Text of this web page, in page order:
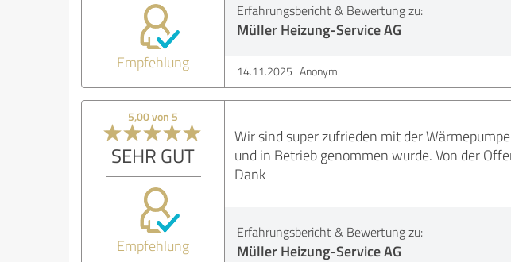
Empfehlung
Erfahrungsbericht & Bewertung zu:
Müller Heizung-Service AG
14.11.2025 Anonym
5,00 von 5
SEHR GUT
Empfehlung
Wir sind super zufrieden mit der
und in Betrieb genommen wurde. Von der
Dank
Erfahrungsbericht & Bewertung zu:
Müller Heizung-Service AG